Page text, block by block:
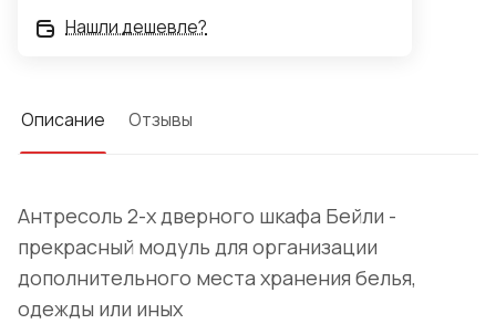
Нашли дешевле?
Описание Отзывы
Антресоль 2-х дверного шкафа Бейли -
прекрасный модуль для организации
дополнительного места хранения белья,
одежды или иных